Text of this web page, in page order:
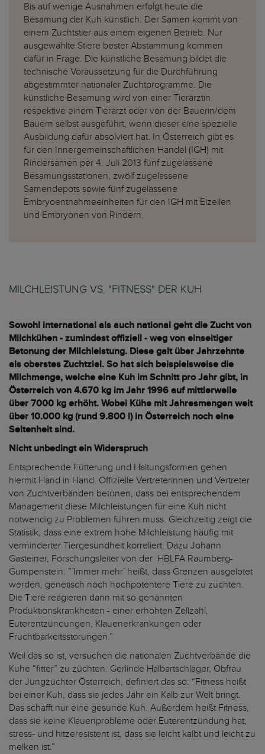
Bis auf wenige Ausnahmen erfolgt heute die
Besamung der Kuh künstlich. Der Samen kommt von
einem Zuchtstier aus einem eigenen Betrieb. Nur
ausgewählte Stiere bester Abstammung kommen
dafür in Frage. Die künstliche Besamung bildet die
technische Voraussetzung für die Durchführung
abgestimmter nationaler Zuchtprogramme. Die
künstliche Besamung wird von einer Tierärztin
respektive einem Tierarzt oder von der Bäuerin/dem
Bauern selbst ausgeführt, wenn dieser eine spezielle
Ausbildung dafür absolviert hat. In Österreich gibt es
für den Innergemeinschaftlichen Handel (IGH) mit
Rindersamen per 4. Juli 2013 fünf zugelassene
Besamungsstationen, zwölf zugelassene
Samendepots sowie fünf zugelassene
Embryoentnahmeeinheiten für den IGH mit Eizellen
und Embryonen von Rindern.
MILCHLEISTUNG VS. "FITNESS" DER KUH
Sowohl international als auch national geht die Zucht von
Milchkühen - zumindest offiziell - weg von einseitiger
Betonung der Milchleistung. Diese galt über Jahrzehnte
als oberstes Zuchtziel. So hat sich beispielsweise die
Milchmenge, welche eine Kuh im Schnitt pro Jahr gibt, in
Österreich von 4.670 kg im Jahr 1996 auf mittlerweile
über 7000 kg erhöht. Wobei Kühe mit Jahresmengen weit
über 10.000 kg (rund 9.800 l) in Österreich noch eine
Seltenheit sind.
Nicht unbedingt ein Widerspruch
Entsprechende Fütterung und Haltungsformen gehen
hiermit Hand in Hand. Offizielle Vertreterinnen und Vertreter
von Zuchtverbänden betonen, dass bei entsprechendem
Management diese Milchleistungen für eine Kuh nicht
notwendig zu Problemen führen muss. Gleichzeitig zeigt die
Statistik, dass eine extrem hohe Milchleistung häufig mit
verminderter Tiergesundheit korreliert. Dazu Johann
Gasteiner, Forschungsleiter von der HBLFA Raumberg-
Gumpenstein: ”´Immer mehr´ heißt, dass Grenzen ausgelotet
werden, genetisch noch hochpotentere Tiere zu züchten.
Die Tiere reagieren dann mit so genannten
Produktionskrankheiten - einer erhöhten Zellzahl,
Euterentzündungen, Klauenerkrankungen oder
Fruchtbarkeitsstörungen.”
Weil das so ist, versuchen die nationalen Zuchtverbände die
Kühe “fitter” zu züchten. Gerlinde Halbartschlager, Obfrau
der Jungzüchter Österreich, definiert das so: “Fitness heißt
bei einer Kuh, dass sie jedes Jahr ein Kalb zur Welt bringt.
Das schafft nur eine gesunde Kuh. Außerdem heißt Fitness,
dass sie keine Klauenprobleme oder Euterentzündung hat,
stress- und hitzeresistent ist, dass sie leicht kalbt und leicht zu
melken ist.”